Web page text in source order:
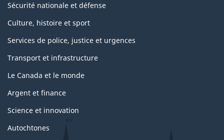
Sécurité nationale et défense
Culture, histoire et sport
Services de police, justice et urgences
Transport et infrastructure
Le Canada et le monde
Argent et finance
Science et innovation
Autochtones